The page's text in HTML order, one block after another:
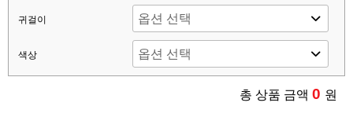
귀걸이
색상
총 상품 금액 0 원